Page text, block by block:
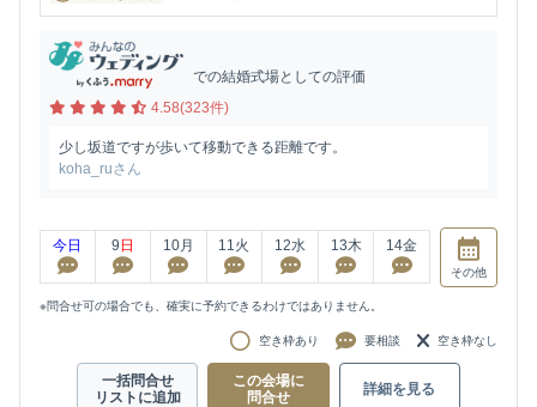
での結婚式場としての評価
4.58(323件)
少し坂道ですが歩いて移動できる距離です。
koha_ruさん
今日 9 日 10月 11火 12水 13木 14金
その他
※問合せ可の場合でも、確実に予約できるわけではありません。
空き枠あり 要相談 空き枠なし
一括問合せ
リストに追加
この会場に
問合せ
詳細を見る